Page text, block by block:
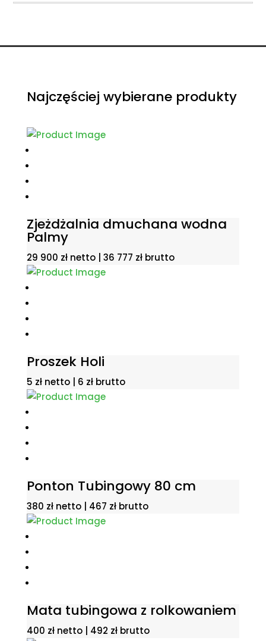
Najczęściej wybierane produkty
Zjeżdżalnia dmuchana wodna
Palmy
29 900 zł netto | 36 777 złbrutto
Proszek Holi
5 zł netto | 6 złbrutto
Ponton Tubingowy 80 cm
380 zł netto | 467 złbrutto
Mata tubingowa z rolkowaniem
400 zł netto | 492 złbrutto